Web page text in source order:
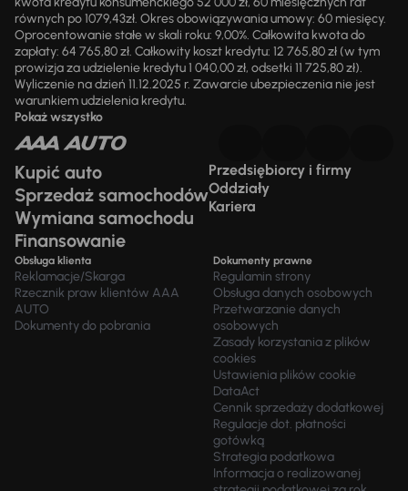
równych po 1079,43zł. Okres obowiązywania umowy: 60 miesięcy.
Oprocentowanie stałe w skali roku: 9,00%. Całkowita kwota do
zapłaty: 64 765,80 zł. Całkowity koszt kredytu: 12 765,80 zł (w tym
prowizja za udzielenie kredytu 1 040,00 zł, odsetki 11 725,80 zł).
Wyliczenie na dzień 11.12.2025 r. Zawarcie ubezpieczenia nie jest
warunkiem udzielenia kredytu.
Pokaż wszystko
Kupić auto
Sprzedaż samochodów
Wymiana samochodu
Finansowanie
Przedsiębiorcy i firmy
Oddziały
Kariera
Obsługa klienta
Reklamacje/Skarga
Rzecznik praw klientów AAA
AUTO
Dokumenty do pobrania
Dokumenty prawne
Regulamin strony
Obsługa danych osobowych
Przetwarzanie danych
osobowych
Zasady korzystania z plików
cookies
Ustawienia plików cookie
DataAct
Cennik sprzedaży dodatkowej
Regulacje dot. płatności
gotówką
Strategia podatkowa
Informacja o realizowanej